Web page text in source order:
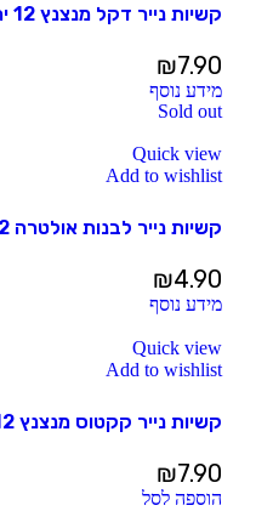
קשיות נייר דקל מנצנץ 12 יח’
₪7.90
מידע נוסף
Sold out
Quick view
Add to wishlist
קשיות נייר לבנות אולטרה 12 יח’
₪4.90
מידע נוסף
Quick view
Add to wishlist
קשיות נייר קקטוס מנצנץ 12 יח’
₪7.90
הוספה לסל